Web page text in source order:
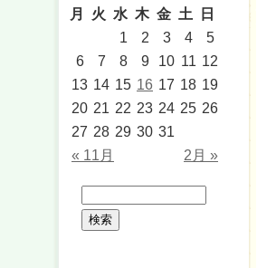
月
火 水 木 金 土 日
« 11月 2月 »
1 2 3 4
5
6
7 8 9 10 11 12
13 14 15 16 17 18 19
20 21 22 23 24 25 26
27 28 29 30 31